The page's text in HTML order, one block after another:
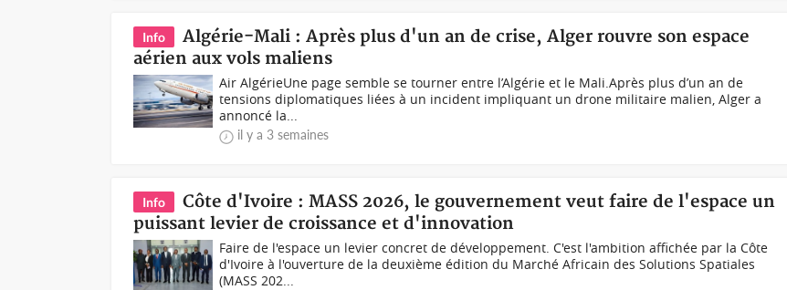
Info
‎Algérie-Mali : Après plus d'un an de crise, Alger rouvre son espace
aérien aux vols maliens
Air Algérie‎‎Une page semble se tourner entre l’Algérie et le Mali.‎‎Après plus d’un an de
tensions diplomatiques liées à un incident impliquant un drone militaire malien, Alger a
annoncé la...
il y a 3 semaines
Info
Côte d'Ivoire : MASS 2026, le gouvernement veut faire de l'espace un
puissant levier de croissance et d'innovation
Faire de l'espace un levier concret de développement. C'est l'ambition affichée par la Côte
d'Ivoire à l'ouverture de la deuxième édition du Marché Africain des Solutions Spatiales
(MASS 202...